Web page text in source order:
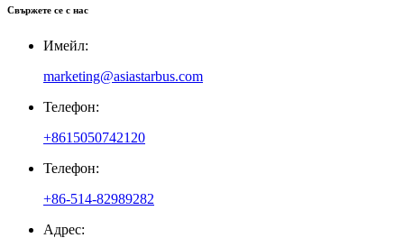
Свържете се с нас
Имейл:
marketing@asiastarbus.com
Телефон:
+8615050742120
Телефон:
+86-514-82989282
Адрес: